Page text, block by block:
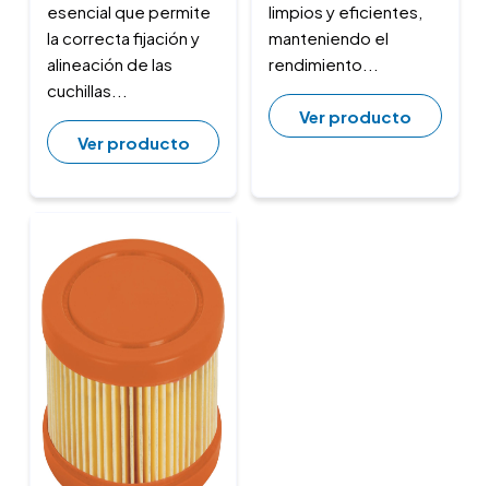
esencial que permite
la correcta fijación y
alineación de las
cuchillas...
Ver producto
limpios y eficientes,
manteniendo el
rendimiento...
Ver producto